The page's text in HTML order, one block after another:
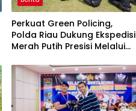
Perkuat Green Policing,
Polda Riau Dukung Ekspedisi
Merah Putih Presisi Melalui
Mangrove